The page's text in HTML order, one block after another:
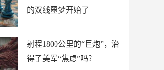
的双线噩梦开始了
射程1800公里的“巨炮”，治
得了美军“焦虑”吗？